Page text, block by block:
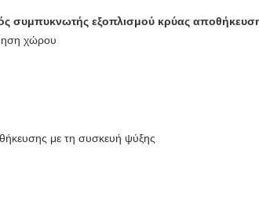
συμπυκνωτής εξοπλισμού κρύας
χώρου
με τη συσκευή ψύξης